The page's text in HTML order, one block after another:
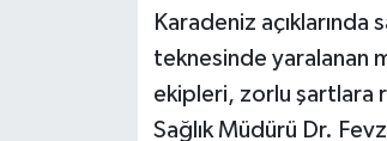
Karadeniz açıklarında
teknesinde yaralanan
ekipleri, zorlu şartlara
Sağlık Müdürü Dr.
Ulusal Haberler
Teknoloji Haberleri
Siyaset Haberleri